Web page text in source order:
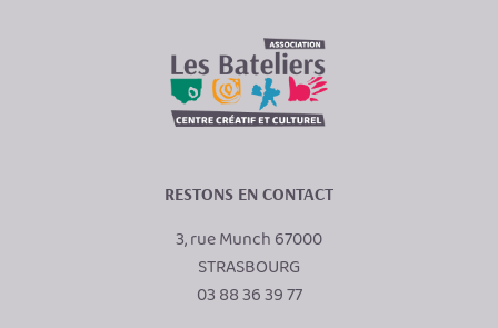
RESTONS EN CONTACT
3, rue Munch 67000
STRASBOURG
03 88 36 39 77